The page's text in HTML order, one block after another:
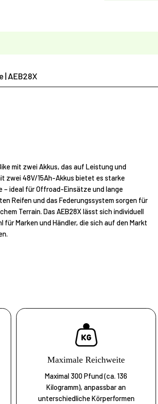
| AEB28X
mit zwei Akkus, das auf Leistung und
zwei 48V/15Ah-Akkus bietet es starke
ideal für Offroad-Einsätze und lange
Reifen und das Federungssystem sorgen für
Terrain. Das AEB28X lässt sich individuell
Marken und Händler, die sich auf den Markt
Maximale Reichweite
Maximal 300 Pfund (ca. 136
Kilogramm), anpassbar an
unterschiedliche Körperformen